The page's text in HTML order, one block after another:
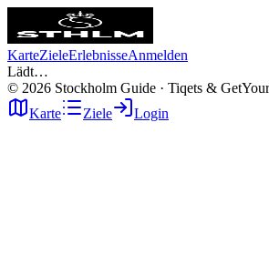
KarteZieleErlebnisseAnmelden
Lädt…
© 2026 Stockholm Guide · Tiqets &
Karte
Ziele Login